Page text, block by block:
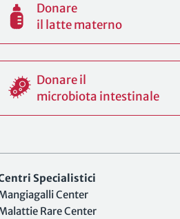
Donare
il latte materno
Donare il
microbiota intestinale
Specialistici
Center
Rare Center